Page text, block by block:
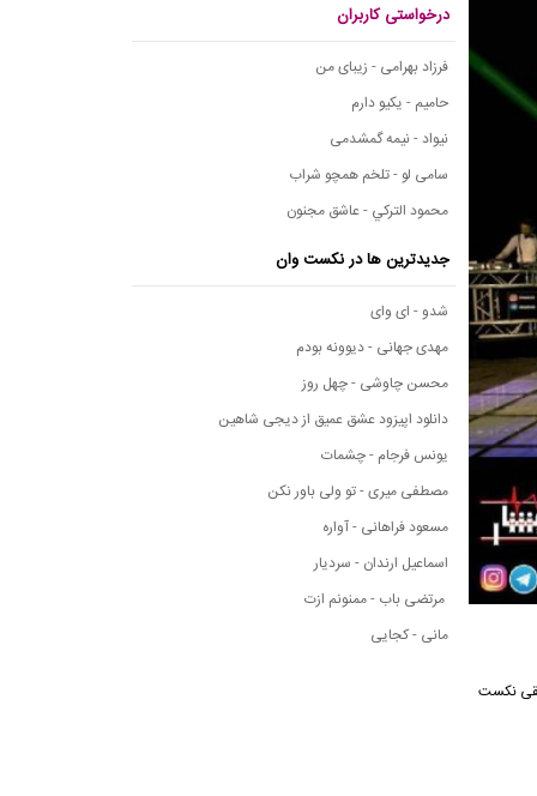
نکست
درخواستی کاربران
فرزاد بهرامی - زیبای من
حامیم - یکیو دارم
نیواد - نیمه گمشدمی
سامی لو - تلخم همچو شراب
محمود التركي - عاشق مجنون
جدیدترین ها در نکست وان
شدو - ای وای
مهدی جهانی - دیوونه بودم
محسن چاوشی - چهل روز
دانلود اپیزود عشق عمیق از دیجی شاهین
یونس فرجام - چشمات
مصطفی میری - تو ولی باور نکن
مسعود فراهانی - آواره
اسماعیل ارندان - سردیار
مرتضی باب - ممنونم ازت
مانی - کجایی